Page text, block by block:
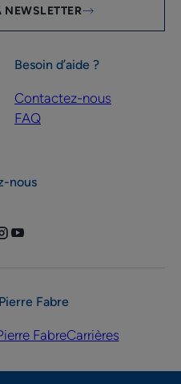
NEWSLETTER
Besoin d’aide ?
Contactez-nous
FAQ
nous
Fabre
FabreCarrières